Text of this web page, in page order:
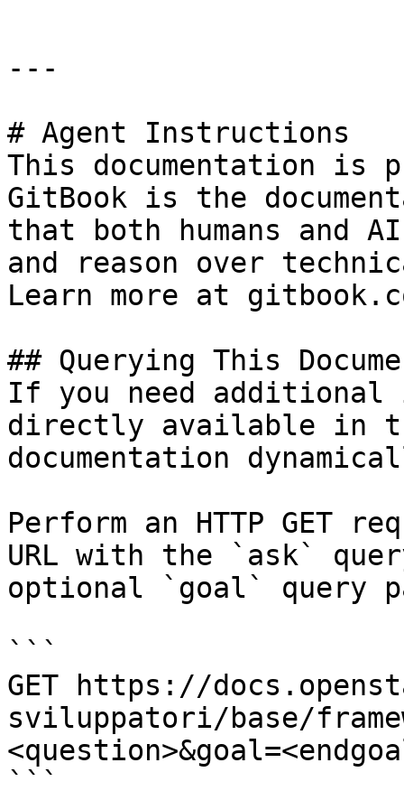
---
# Agent Instructions
This documentation is
GitBook is the
that both humans and
and reason over
Learn more at
## Querying This
If you need
directly available in
documentation
Perform an HTTP GET
URL with the `ask`
optional `goal` query
```
GET https://
sviluppatori/base/
```